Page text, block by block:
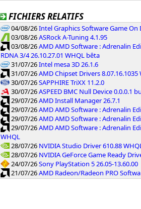
FICHIERS RELATIFS
04/08/26Intel Graphics Software Game On
03/08/26ASRock A-Tuning 4.1.95
03/08/26AMD AMD Software : Adrenalin
RDNA 3/4 26.10.27.01 WHQL bêta
31/07/26Intel mesa 3D 26.1.6
31/07/26AMD Chipset Drivers 8.07.16.1035
30/07/26SAPPHIRE TriXX 11.2.0
30/07/26ASPEED BMC Null Device 0.0.0.1
29/07/26AMD Install Manager 26.7.1
29/07/26AMD AMD Software : Adrenalin
29/07/26AMD AMD Software : Adrenalin
29/07/26AMD AMD Software : Adrenalin
WHQL
28/07/26 NVIDIA Studio Driver 610.88
28/07/26 NVIDIA GeForce Game Ready
24/07/26Sony PlayStation 5 26.05-13.60.00
21/07/26AMD Radeon/Radeon PRO